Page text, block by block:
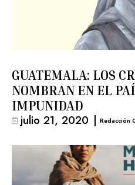
GUATEMALA: LOS
NOMBRAN EN EL
IMPUNIDAD
julio 21, 2020 | Redacción